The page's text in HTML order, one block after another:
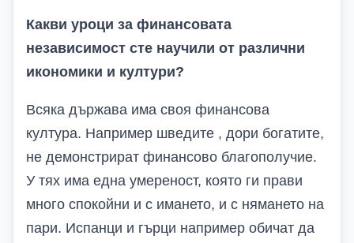
Какви уроци за финансовата
независимост сте научили от различни
икономики и култури?
Всяка държава има своя финансова
култура. Например шведите , дори богатите,
не демонстрират финансово благополучие.
У тях има една умереност, която ги прави
много спокойни и с имането, и с нямането на
пари. Испанци и гърци например обичат да